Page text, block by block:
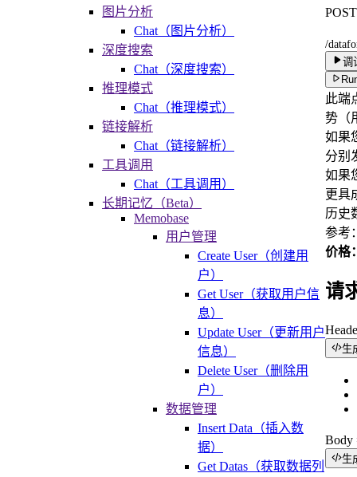
图片分析
Chat（图片分析）
深度搜索
Chat（深度搜索）
推理模式
Chat（推理模式）
链接解析
Chat（链接解析）
工具调用
Chat（工具调用）
长期记忆（Beta）
Memobase
用户管理
Create User（创建用
户）
Get User（获取用户信
息）
Update User（更新用户
信息）
Delete User（删除用
户）
数据管理
Insert Data（插入数
据）
Get Datas（获取数据列
POST
/
调
此端
势（
如果
分别
如果
更具
历史
参考
价格
请
生
Body
生